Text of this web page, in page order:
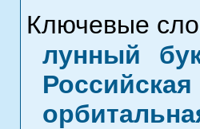
Ключевые
лунный